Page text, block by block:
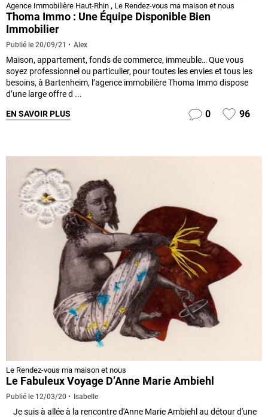
Agence Immobilière Haut-Rhin , Le Rendez-vous ma maison et nous
Thoma Immo : Une Équipe Disponible Bien
Immobilier
Publié le 20/09/21 Alex
Maison, appartement, fonds de commerce, immeuble… Que vous
soyez professionnel ou particulier, pour toutes les envies et tous les
besoins, à Bartenheim, l’agence immobilière Thoma Immo dispose
d’une large offre d ...
EN SAVOIR PLUS 0 96
Le Rendez-vous ma maison et nous
Le Fabuleux Voyage D’Anne Marie Ambiehl
Publié le 12/03/20 Isabelle
Je suis à allée à la rencontre d'Anne Marie Ambiehl au détour d'une